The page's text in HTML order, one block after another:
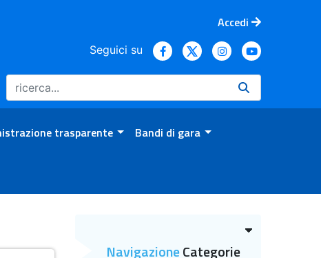
Accedi
Seguici su
trasparente Bandi di gara
NavigazioneCategorie